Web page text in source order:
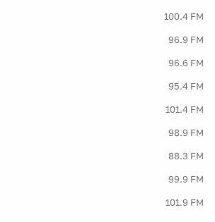
100.4 FM
96.9 FM
96.6 FM
95.4 FM
101.4 FM
98.9 FM
88.3 FM
99.9 FM
101.9 FM